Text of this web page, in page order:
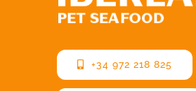
+34 972 218 825